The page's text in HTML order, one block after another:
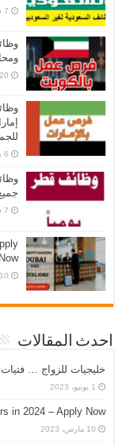
7 فبراير، 2022
20 ديسمبر، 2021
6 يناير، 2022
7 فبراير، 2022
Now
10 مارس، 2023
احدث المقالات
خليجيات للزواج …
1 يونيو، 2023
in 2024 – Apply Now
10 مارس، 2023